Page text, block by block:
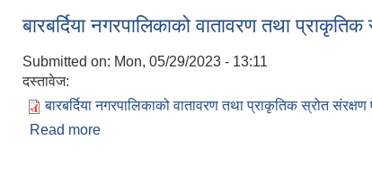
बारबर्दिया नगरपालिकाको वातावरण तथा
Submitted on: Mon, 05/29/2023 - 13:11
दस्तावेज:
बारबर्दिया नगरपालिकाको वातावरण तथा प्राकृतिक स्रोत
Read more